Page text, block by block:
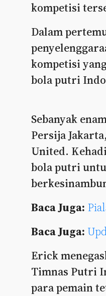
kompetisi
Dalam
kompetisi
bola putri
Sebanyak
Persija
United.
bola putri
Baca Juga:
Baca Juga:
Erick
Timnas Putri
para pemain